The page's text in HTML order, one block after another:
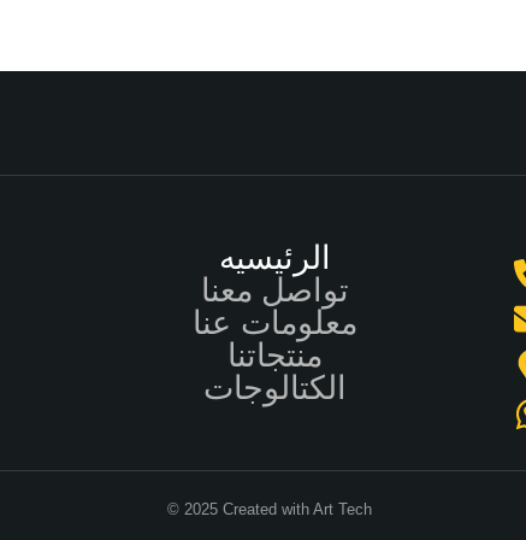
الرئيسيه
تواصل معنا
معلومات عنا
منتجاتنا
الكتالوجات
© 2025 Created with Art Tech